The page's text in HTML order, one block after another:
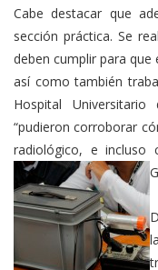
Cabe destacar que
sección práctica. Se
deben cumplir para
así como también
Hospital
“pudieron corroborar
radiológico, e incluso